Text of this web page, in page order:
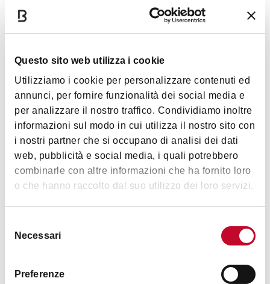
Questo sito web utilizza i cookie
Utilizziamo i cookie per personalizzare contenuti ed
annunci, per fornire funzionalità dei social media e
per analizzare il nostro traffico. Condividiamo inoltre
informazioni sul modo in cui utilizza il nostro sito con
i nostri partner che si occupano di analisi dei dati
web, pubblicità e social media, i quali potrebbero
combinarle con altre informazioni che ha fornito loro
o che hanno raccolto dal suo utilizzo dei loro servizi.
delNecessari
Preferenze
Timetables
Monday
4:00pm - 7:30pm
Tuesday
7:00am - 1:00pm
4:00pm - 7:30pm
Wednesday
7:00am - 1:00pm
4:00pm - 7:30pm
Thursday
7:00am - 1:00pm
4:00pm - 7:30pm
4:00pm - 7:30pm